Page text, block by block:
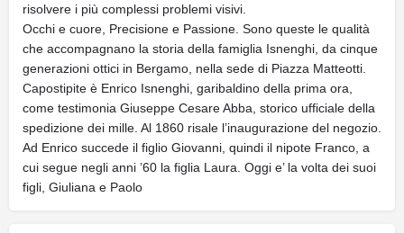
risolvere i più complessi problemi visivi.
Occhi e cuore, Precisione e Passione. Sono queste le qualità
che accompagnano la storia della famiglia Isnenghi, da cinque
generazioni ottici in Bergamo, nella sede di Piazza Matteotti.
Capostipite è Enrico Isnenghi, garibaldino della prima ora,
come testimonia Giuseppe Cesare Abba, storico ufficiale della
spedizione dei mille. Al 1860 risale l’inaugurazione del negozio.
Ad Enrico succede il figlio Giovanni, quindi il nipote Franco, a
cui segue negli anni ’60 la figlia Laura. Oggi e’ la volta dei suoi
figli, Giuliana e Paolo